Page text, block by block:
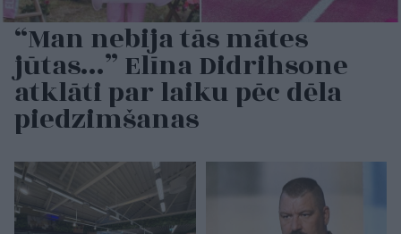
“Man nebija tās mātes
jūtas…” Elīna Didrihsone
atklāti par laiku pēc dēla
piedzimšanas